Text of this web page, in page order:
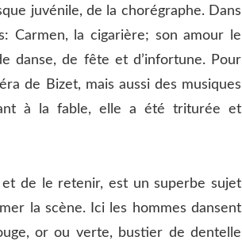
juvénile, de la chorégraphe. Dans
Carmen, la cigarière; son amour le
danse, de fête et d’infortune. Pour
de Bizet, mais aussi des musiques
à la fable, elle a été triturée et
et de le retenir, est un superbe sujet
la scène. Ici les hommes dansent
or ou verte, bustier de dentelle